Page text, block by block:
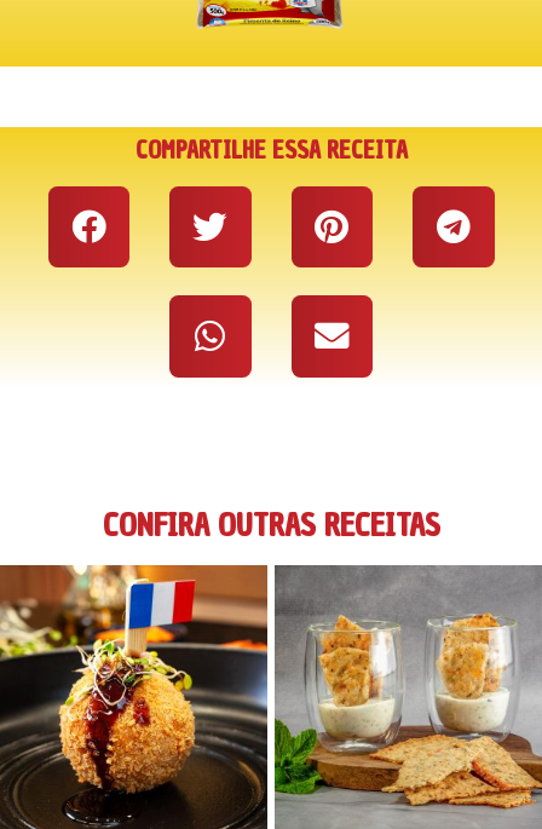
COMPARTILHE ESSA RECEITA
CONFIRA OUTRAS RECEITAS